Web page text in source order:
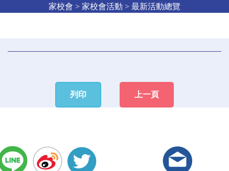
家校會 > 家校會活動 > 最新活動總覽
列印 上一頁